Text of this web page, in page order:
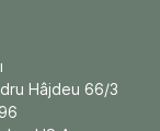
Hâjdeu 66/3